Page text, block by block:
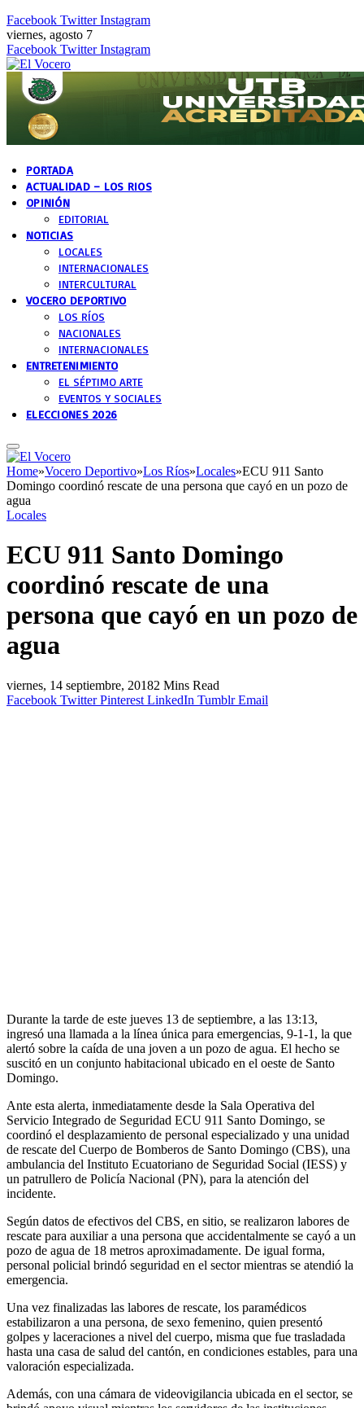
Facebook Twitter Instagram
viernes, agosto 7
Facebook Twitter Instagram
PORTADA
ACTUALIDAD – LOS RIOS
OPINIÓN
EDITORIAL
NOTICIAS
LOCALES
INTERNACIONALES
INTERCULTURAL
VOCERO DEPORTIVO
LOS RÍOS
NACIONALES
INTERNACIONALES
ENTRETENIMIENTO
EL SÉPTIMO ARTE
EVENTOS Y SOCIALES
ELECCIONES 2026
Home»Vocero Deportivo»Los Ríos»Locales»ECU 911 Santo
Domingo coordinó rescate de una persona que cayó en un pozo de
agua
Locales
ECU 911 Santo Domingo
coordinó rescate de una
persona que cayó en un pozo de
agua
viernes, 14 septiembre, 20182 Mins Read
Facebook Twitter Pinterest LinkedIn Tumblr Email
Durante la tarde de este jueves 13 de septiembre, a las 13:13,
ingresó una llamada a la línea única para emergencias, 9-1-1, la que
alertó sobre la caída de una joven a un pozo de agua. El hecho se
suscitó en un conjunto habitacional ubicado en el oeste de Santo
Domingo.
Ante esta alerta, inmediatamente desde la Sala Operativa del
Servicio Integrado de Seguridad ECU 911 Santo Domingo, se
coordinó el desplazamiento de personal especializado y una unidad
de rescate del Cuerpo de Bomberos de Santo Domingo (CBS), una
ambulancia del Instituto Ecuatoriano de Seguridad Social (IESS) y
un patrullero de Policía Nacional (PN), para la atención del
incidente.
Según datos de efectivos del CBS, en sitio, se realizaron labores de
rescate para auxiliar a una persona que accidentalmente se cayó a un
pozo de agua de 18 metros aproximadamente. De igual forma,
personal policial brindó seguridad en el sector mientras se atendió la
emergencia.
Una vez finalizadas las labores de rescate, los paramédicos
estabilizaron a una persona, de sexo femenino, quien presentó
golpes y laceraciones a nivel del cuerpo, misma que fue trasladada
hasta una casa de salud del cantón, en condiciones estables, para una
valoración especializada.
Además, con una cámara de videovigilancia ubicada en el sector, se